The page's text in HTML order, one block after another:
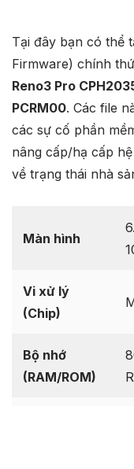
Tại đây bạn có thể
Firmware) chính
Reno3 Pro
PCRM00. Các file
các sự cố phần
nâng cấp/hạ cấp
về trạng thái nhà
Màn hình
Vi xử lý
(Chip)
Bộ nhớ
(RAM/ROM)